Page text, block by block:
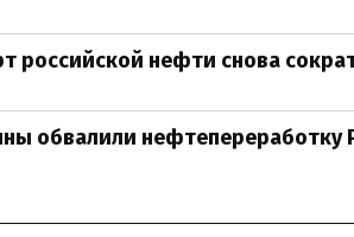
российской нефти снова
обвалили нефтепереработку